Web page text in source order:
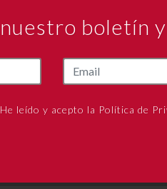
boletín
He leído y acepto la Política de